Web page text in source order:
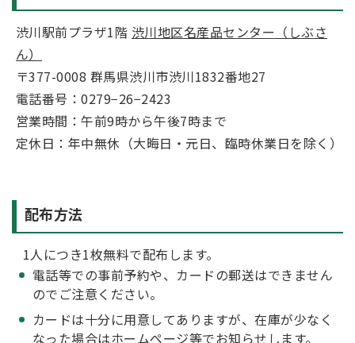
渋川駅前プラザ1階 渋川地区名産品センター（しぶさ
ん）
〒377-0008 群馬県渋川市渋川1832番地27
電話番号：0279−26−2423
営業時間：午前9時から午後7時まで
定休日：年中無休（大晦日・元日、臨時休業日を除く）
配布方法
1人につき1枚無料で配布します。
電話等での事前予約や、カードの郵送はできません
のでご注意ください。
カードは十分に用意してありますが、在庫が少なく
なった場合はホームページ等でお知らせします。